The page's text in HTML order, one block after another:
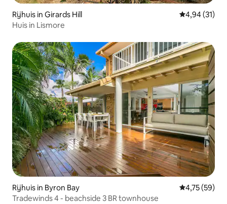
Rijhuis in Girards Hill Gemiddelde
4,94 (31)
Huis in Lismore
Rijhuis in Byron Bay Gemiddelde
4,75 (59)
Tradewinds 4 - beachside 3 BR townhouse